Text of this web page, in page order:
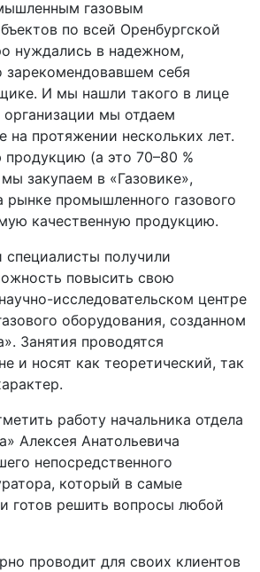
газовым
по всей Оренбургской
нуждались в надежном,
себя
И мы нашли такого в лице
организации мы отдаем
на протяжении нескольких лет.
(а это 70–80 %
закупаем в «Газовике»,
промышленного газового
качественную продукцию.
получили
повысить свою
исследовательском центре
оборудования, созданном
Занятия проводятся
и носят как теоретический, так
работу начальника отдела
Алексея Анатольевича
непосредственного
который в самые
готов решить вопросы любой
проводит для своих клиентов